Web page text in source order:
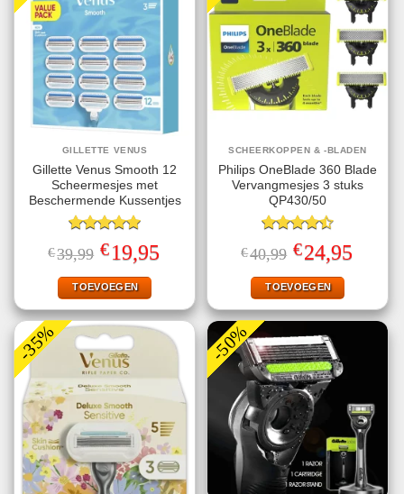
GILLETTE VENUS
Gillette Venus Smooth 12
Scheermesjes met
Beschermende Kussentjes
Gewaardeerd
5.00uit 5
€39,99 Oorspronkelijke
prijs
was:
€39,99.
€19,95prijs
TOEVOEGEN
SCHEERKOPPEN & -BLADEN
Philips OneBlade 360 Blade
Vervangmesjes 3 stuks
QP430/50
Gewaardeerd
4.50uit 5
€40,99 Oorspronkelijke
prijs
was:
€40,99.
€24,95prijs
TOEVOEGEN
-35% -50%